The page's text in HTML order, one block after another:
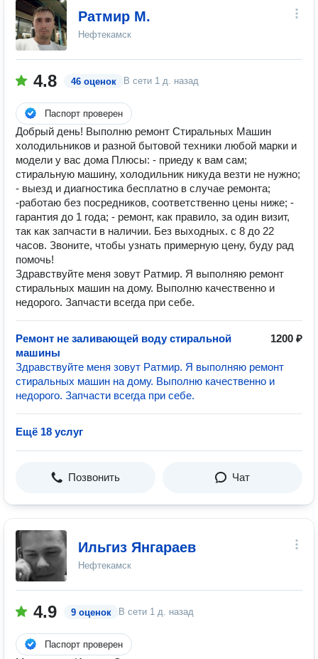
Ратмир М.
Нефтекамск
4.8 46 оценок В сети 1 д. назад
Паспорт проверен
Добрый день! Выполню ремонт Стиральных Машин
холодильников и разной бытовой техники любой марки и
модели у вас дома Плюсы: - приеду к вам сам;
стиральную машину, холодильник никуда везти не нужно;
- выезд и диагностика бесплатно в случае ремонта;
-работаю без посредников, соответственно цены ниже; -
гарантия до 1 года; - ремонт, как правило, за один визит,
так как запчасти в наличии. Без выходных. с 8 до 22
часов. Звоните, чтобы узнать примерную цену, буду рад
помочь!
Здравствуйте меня зовут Ратмир. Я выполняю ремонт
стиральных машин на дому. Выполню качественно и
недорого. Запчасти всегда при себе.
Ремонт не заливающей воду стиральной
машины
1200 ₽
Здравствуйте меня зовут Ратмир. Я выполняю ремонт
стиральных машин на дому. Выполню качественно и
недорого. Запчасти всегда при себе.
Ещё 18 услуг
Позвонить Чат
Ильгиз Янгараев
Нефтекамск
4.9 9 оценок В сети 1 д. назад
Паспорт проверен